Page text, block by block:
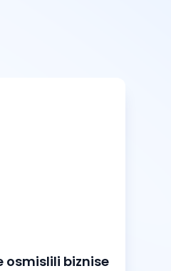
osmislili biznise